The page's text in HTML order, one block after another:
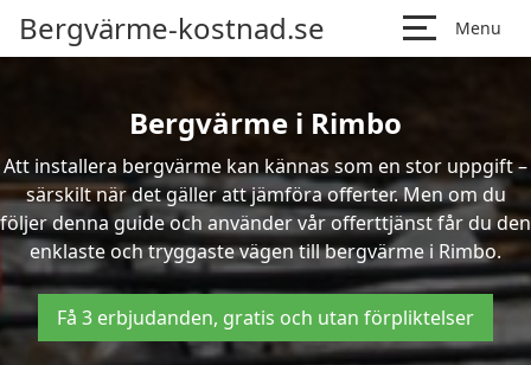
Bergvärme-kostnad.se Menu
Bergvärme i Rimbo
Att installera bergvärme kan kännas som en stor uppgift –
särskilt när det gäller att jämföra offerter. Men om du
följer denna guide och använder vår offerttjänst får du den
enklaste och tryggaste vägen till bergvärme i Rimbo.
Få 3 erbjudanden, gratis och utan förpliktelser